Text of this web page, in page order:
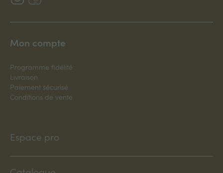
Mon compte
Programme fidélité
Livraison
Paiement sécurisé
Conditions de vente
Espace pro